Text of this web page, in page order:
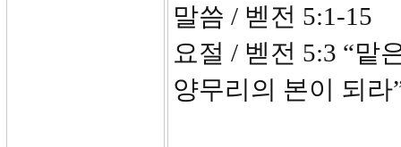
말씀 / 벧전 5:1-15
요절 / 벧전 5:3 “맡
양무리의 본이 되라